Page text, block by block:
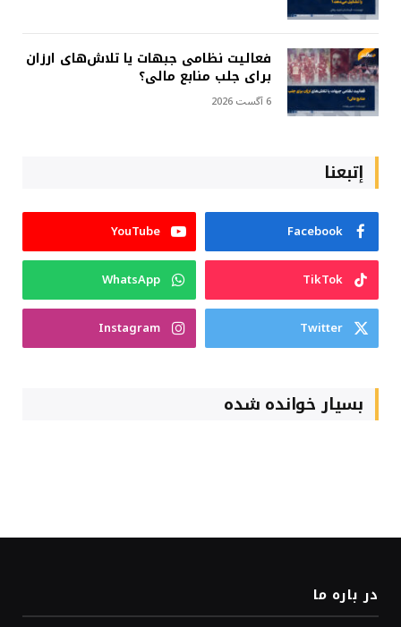
فعالیت نظامی جبهات یا تلاش‌های ارزان
برای جلب منابع مالی؟
6 آگست 2026
إتبعنا
Facebook
YouTube
TikTok
WhatsApp
Twitter
Instagram
بسیار خوانده شده
در باره ما